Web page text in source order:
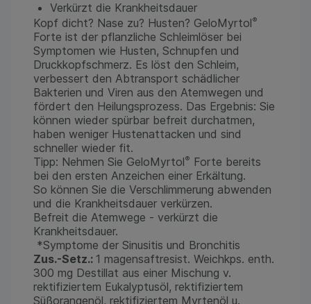
Verkürzt die Krankheitsdauer
Kopf dicht? Nase zu? Husten? GeloMyrtol®
Forte ist der pflanzliche Schleimlöser bei
Symptomen wie Husten, Schnupfen und
Druckkopfschmerz. Es löst den Schleim,
verbessert den Abtransport schädlicher
Bakterien und Viren aus den Atemwegen und
fördert den Heilungsprozess. Das Ergebnis: Sie
können wieder spürbar befreit durchatmen,
haben weniger Hustenattacken und sind
schneller wieder fit.
Tipp: Nehmen Sie GeloMyrtol® Forte bereits
bei den ersten Anzeichen einer Erkältung.
So können Sie die Verschlimmerung abwenden
und die Krankheitsdauer verkürzen.
Befreit die Atemwege - verkürzt die
Krankheitsdauer.
*Symptome der Sinusitis und Bronchitis
Zus.-Setz.: 1 magensaftresist. Weichkps. enth.
300 mg Destillat aus einer Mischung v.
rektifiziertem Eukalyptusöl, rektifiziertem
Süßorangenöl, rektifiziertem Myrtenöl u.